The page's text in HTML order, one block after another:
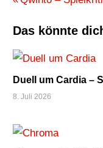
MEDIA
KRAMER
NAUTICO
NEPTUN
REIHENFOLGE
Das könnte
Duell um Cardia –
8. Juli 2026